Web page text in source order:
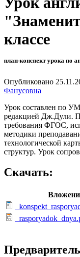
классе
план-конспект урока по
Опубликовано
Фанусовна
Урок составлен по
редакцией Дж.Дули.
требования ФГОС,
методики
технологической
структур. Урок
Скачать: